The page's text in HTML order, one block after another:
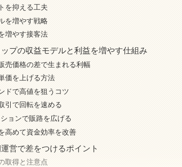
を抑える工夫
を増やす戦略
増やす接客法
プの収益モデルと利益を増やす仕組み
売価格の差で生まれる利幅
価を上げる方法
ドで高値を狙うコツ
引で回転を速める
ョンで販路を広げる
高めて資金効率を改善
営で差をつけるポイント
取得と注意点